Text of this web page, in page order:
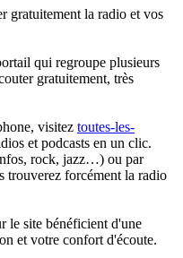
gratuitement la radio et vos
qui regroupe plusieurs
gratuitement, très
visitez toutes-les-
et podcasts en un clic.
rock, jazz…) ou par
trouverez forcément la radio
le site bénéficient d'une
et votre confort d'écoute.